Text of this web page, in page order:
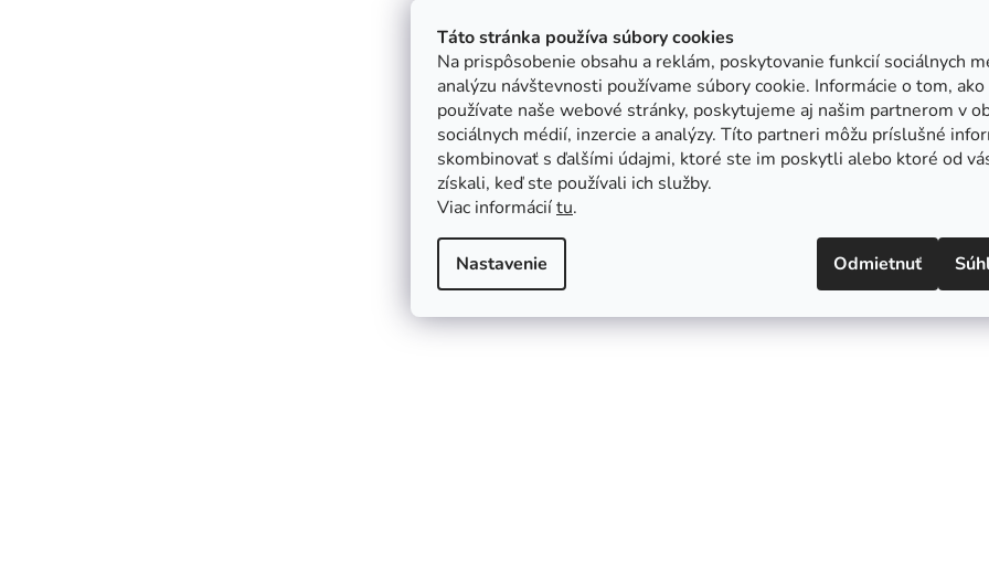
Táto stránka používa súbory cookies
Na prispôsobenie obsahu a reklám, poskytovanie funkcií sociálnych
analýzu návštevnosti používame súbory cookie. Informácie o tom, ako
používate naše webové stránky, poskytujeme aj našim partnerom v
sociálnych médií, inzercie a analýzy. Títo partneri môžu príslušné
skombinovať s ďalšími údajmi, ktoré ste im poskytli alebo ktoré od
získali, keď ste používali ich služby.
Viac informáciítu.
Nastavenie Odmietnuť